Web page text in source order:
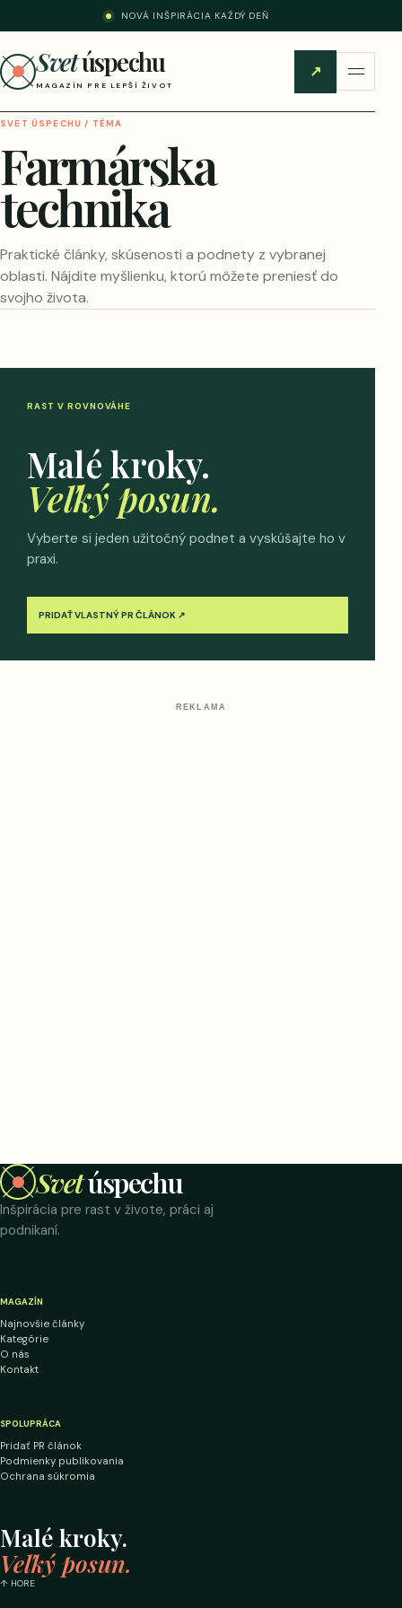
NOVÁ INŠPIRÁCIA KAŽDÝ DEŇ
Svetúspechu
MAGAZÍN PRE LEPŠÍ ŽIVOT
↗
SVET ÚSPECHU / TÉMA
Farmárska
technika
Praktické články, skúsenosti a podnety z vybranej
oblasti. Nájdite myšlienku, ktorú môžete preniesť do
svojho života.
RAST V ROVNOVÁHE
Malé kroky.
Veľký posun.
Vyberte si jeden užitočný podnet a vyskúšajte ho v
praxi.
PRIDAŤ VLASTNÝ PR ČLÁNOK ↗
REKLAMA
Svetúspechu
Inšpirácia pre rast v živote, práci aj
podnikaní.
MAGAZÍN
Najnovšie články
Kategórie
O nás
Kontakt
SPOLUPRÁCA
Pridať PR článok
Podmienky publikovania
Ochrana súkromia
Malé kroky.
Veľký posun.
↑ HORE